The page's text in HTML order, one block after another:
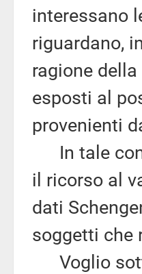
interessano
riguardano,
ragione
esposti al
provenienti
In tale
il ricorso al
dati
soggetti che
Voglio